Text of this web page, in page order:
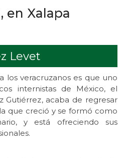
en Xalapa
Levet
los veracruzanos es que uno
internistas de México, el
Gutiérrez, acaba de regresar
que creció y se formó como
y está ofreciendo sus